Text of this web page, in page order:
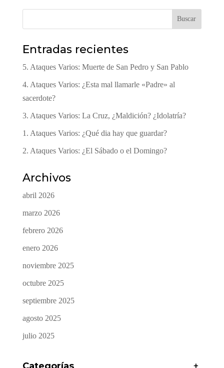
Buscar
Entradas recientes
5. Ataques Varios: Muerte de San Pedro y San Pablo
4. Ataques Varios: ¿Esta mal llamarle «Padre» al
sacerdote?
3. Ataques Varios: La Cruz, ¿Maldición? ¿Idolatría?
1. Ataques Varios: ¿Qué dia hay que guardar?
2. Ataques Varios: ¿El Sábado o el Domingo?
Archivos
abril 2026
marzo 2026
febrero 2026
enero 2026
noviembre 2025
octubre 2025
septiembre 2025
agosto 2025
julio 2025